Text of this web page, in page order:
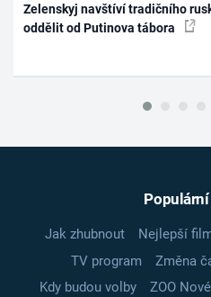
Zelenskyj navštíví tradičního
oddělit od Putinova tábora
Jak zhubnout Nejlepší
TV program
Změna
Kdy budou volby
ZOO